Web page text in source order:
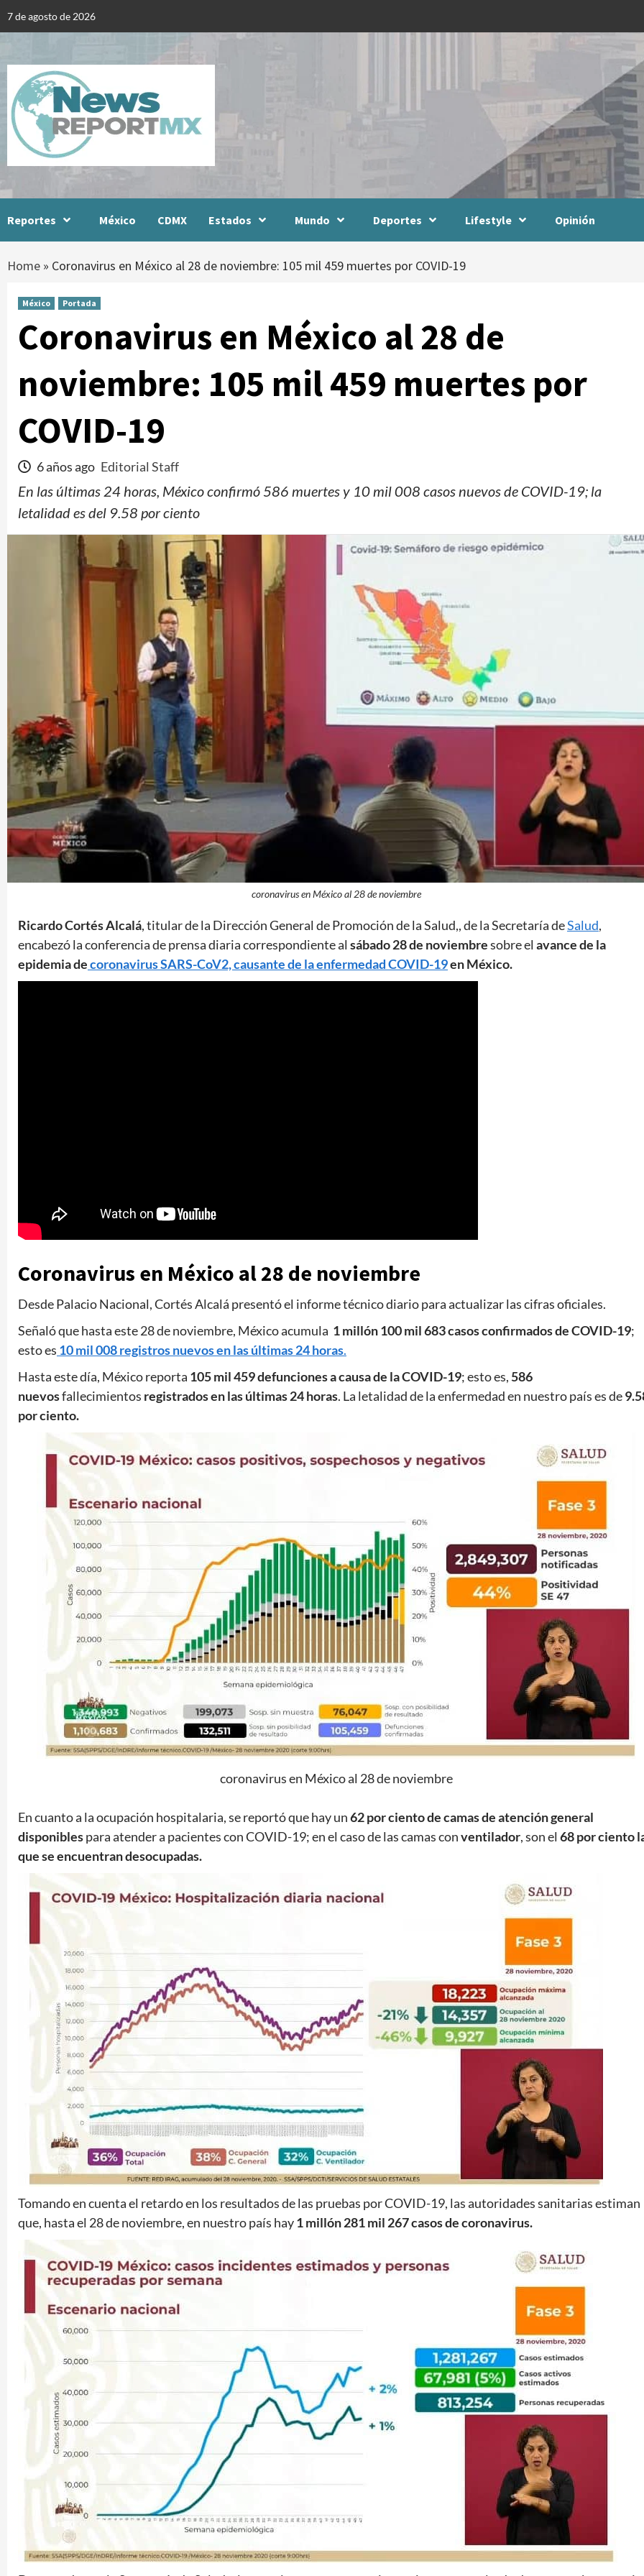
7 de agosto de 2026
Reportes México CDMX Estados Mundo Deportes Lifestyle Opinión
Home » Coronavirus en México al 28 de noviembre: 105 mil 459 muertes por COVID-19
México Portada
Coronavirus en México al 28 de
noviembre: 105 mil 459 muertes por
COVID-19
6 años ago Editorial Staff
En las últimas 24 horas, México confirmó 586 muertes y 10 mil 008 casos nuevos de COVID-19; la
letalidad es del 9.58 por ciento
coronavirus en México al 28 de noviembre
Ricardo Cortés Alcalá, titular de la Dirección General de Promoción de la Salud,,de la Secretaría deSalud,
encabezó la conferencia de prensa diaria correspondiente al sábado 28 de noviembresobre el avance de la
epidemia decoronavirus SARS-CoV2, causante de la enfermedad COVID-19en México.
Coronavirus en México al 28 de noviembre
Desde Palacio Nacional, Cortés Alcalá presentó el informe técnico diario para actualizar las cifras oficiales.
Señaló que hasta este 28 de noviembre, México acumula 1 millón 100 mil 683casos confirmados de COVID-19;
esto es 10 mil 008 registros nuevos en las últimas 24 horas.
Hasta este día, México reporta 105 mil 459defunciones a causa de la COVID-19; esto es, 586
nuevosfallecimientos registrados en las últimas 24 horas. La letalidad de la enfermedad en nuestro país es de
por ciento.
coronavirus en México al 28 de noviembre
En cuanto a la ocupación hospitalaria, se reportó que hay un62 por ciento de camas de atención general
disponiblespara atender a pacientes con COVID-19; en el caso de las camas conventilador, son el 68 por ciento
que se encuentran desocupadas.
Tomando en cuenta el retardo en los resultados de las pruebas por COVID-19, las autoridades sanitarias estiman
que, hasta el 28 de noviembre, en nuestro país hay1 millón 281 mil 267 casos de coronavirus.
Reportes
Clima para hoy viernes 7 de agosto de 2026
2 horas ago Editorial Staff
Manifestaciones hoy en CDMX 7 de agosto del
2026
3 horas ago